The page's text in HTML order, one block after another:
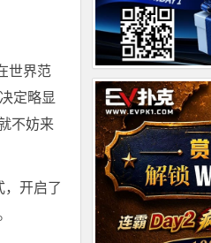
世界范
定略显
不妨来
，开启了